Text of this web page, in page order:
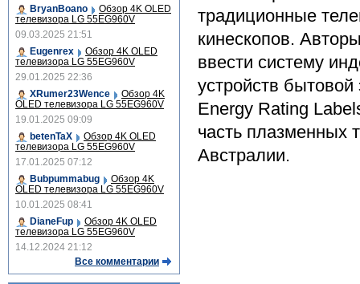
традиционные
кинескопов.
ввести систему
устройств
Energy Rating
часть плазменных
Австралии.
BryanBoano
Обзор 4K OLED
телевизора LG 55EG960V
09.03.2025 21:51
Eugenrex
Обзор 4K OLED
телевизора LG 55EG960V
29.01.2025 22:36
XRumer23Wence
Обзор 4K
OLED телевизора LG 55EG960V
19.01.2025 09:09
betenTaX
Обзор 4K OLED
телевизора LG 55EG960V
17.01.2025 07:12
Bubpummabug
Обзор 4K
OLED телевизора LG 55EG960V
10.01.2025 08:41
DianeFup
Обзор 4K OLED
телевизора LG 55EG960V
14.12.2024 21:12
Все комментарии